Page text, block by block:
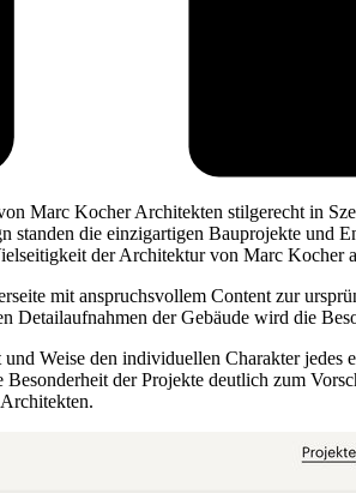
Marc Kocher Architekten stilgerecht in
die einzigartigen Bauprojekte und
der Architektur von Marc Kocher
mit anspruchsvollem Content zur
Detailaufnahmen der Gebäude wird die
Weise den individuellen Charakter
Besonderheit der Projekte deutlich zum